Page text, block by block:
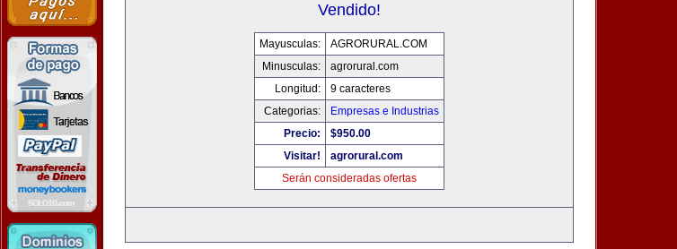
Vendido!
Mayusculas:
AGRORURAL.COM
Minusculas:
agrorural.com
Longitud:
9 caracteres
Categorias:
Empresas e Industrias
Precio:
$950.00
Visitar!
agrorural.com
Serán consideradas ofertas